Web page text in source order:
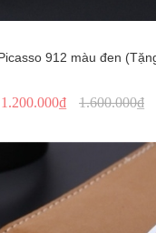
912 màu đen
1.200.000₫ 1.600.000₫